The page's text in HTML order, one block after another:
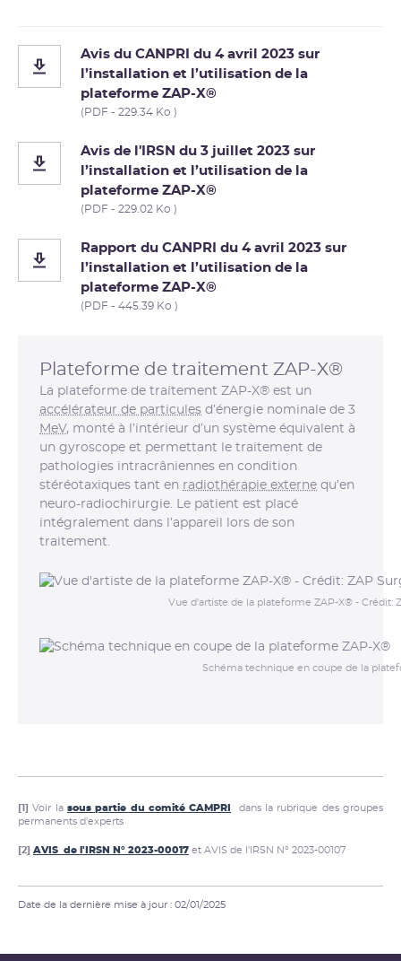
Avis du CANPRI du 4 avril 2023 sur
l’installation et l’utilisation de la
plateforme ZAP-X®
(PDF - 229.34 Ko )
Avis de l'IRSN du 3 juillet 2023 sur
l’installation et l’utilisation de la
plateforme ZAP-X®
(PDF - 229.02 Ko )
Rapport du CANPRI du 4 avril 2023 sur
l’installation et l’utilisation de la
plateforme ZAP-X®
(PDF - 445.39 Ko )
Plateforme de traitement ZAP-X®
La plateforme de traitement ZAP-X® est un
accélérateur de particules d’énergie nominale de 3
MeV, monté à l’intérieur d’un système équivalent à
un gyroscope et permettant le traitement de
pathologies intracrâniennes en condition
stéréotaxiques tant en radiothérapie externe qu’en
neuro-radiochirurgie. Le patient est placé
intégralement dans l’appareil lors de son
traitement.
Vue d'artiste de la plateforme ZAP-X® - Crédit:
Schéma technique en coupe de la
[1]Voir la sous partie du comité CAMPRI
dans la rubrique des groupes
permanents d'experts
[2] AVIS de l'IRSN N° 2023-00017 et AVIS de l'IRSN N° 2023-00107
Date de la dernière mise à jour : 02/01/2025